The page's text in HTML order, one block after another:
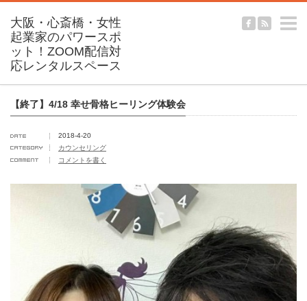
【終了】4/18 幸せ骨格ヒーリング体験会
2018-4-20
カウンセリング
コメントを書く